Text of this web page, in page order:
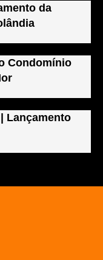
da
Condomínio
Lançamento